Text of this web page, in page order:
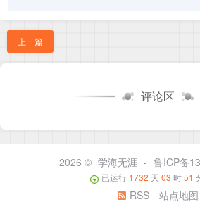
上一篇
评论区
2026 © 学海无涯 - 鲁ICP备
已运行 1732 天 03 时51
RSS 站点地图